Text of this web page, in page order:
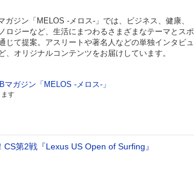
ジン「MELOS -メロス-」では、ビジネス、健康、
ロジーなど、生活にまつわるさまざまなテーマとスポ
じて提案。アスリートや著名人などの単独インタビュ
、オリジナルコンテンツをお届けしています。
ガジン「MELOS -メロス-」
す
CS第2戦『Lexus US Open of Surfing』